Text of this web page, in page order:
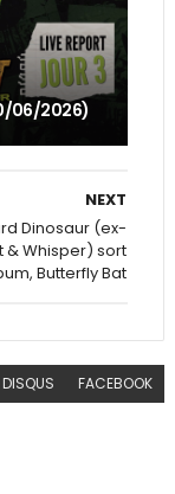
06/2026)
NEXT
Dinosaur (ex-
& Whisper) sort
Butterfly Bat
DISQUS FACEBOOK